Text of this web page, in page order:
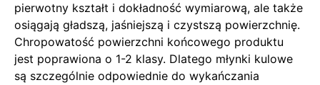
pierwotny kształt i dokładność wymiarową, ale także
osiągają gładszą, jaśniejszą i czystszą powierzchnię.
Chropowatość powierzchni końcowego produktu
jest poprawiona o 1-2 klasy. Dlatego młynki kulowe
są szczególnie odpowiednie do wykańczania